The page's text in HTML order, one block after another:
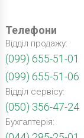
Телефони
Відділ продажу:
(099) 655-51-01
(099) 655-51-06
Відділ сервісу:
(050) 356-47-24
Бухгалтерія: